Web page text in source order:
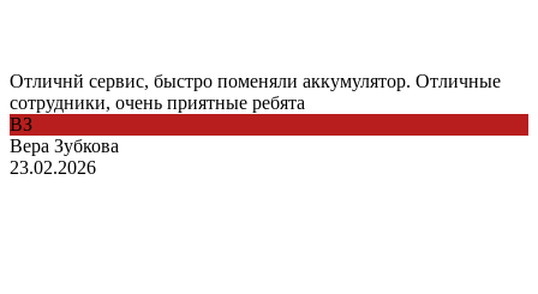
Отличнй сервис, быстро поменяли аккумулятор. Отличные
сотрудники, очень приятные ребята
ВЗ
Вера Зубкова
23.02.2026